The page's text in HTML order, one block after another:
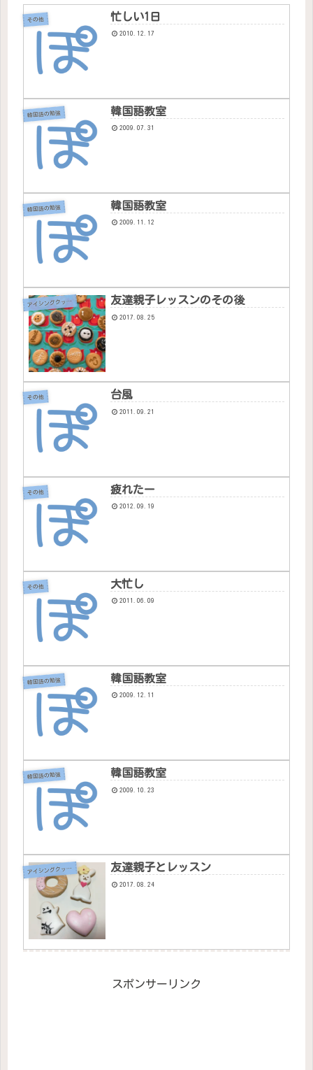
その他 忙しい1日
2010.12.17
韓国語の勉強 韓国語教室
2009.07.31
韓国語の勉強 韓国語教室
2009.11.12
ア
イシングクッキー 友達親子レッスンのその後
2017.08.25
その他 台風
2011.09.21
その他 疲れたー
2012.09.19
その他 大忙し
2011.06.09
韓国語の勉強 韓国語教室
2009.12.11
韓国語の勉強 韓国語教室
2009.10.23
ア
イシングクッキー 友達親子とレッスン
2017.08.24
スポンサーリンク